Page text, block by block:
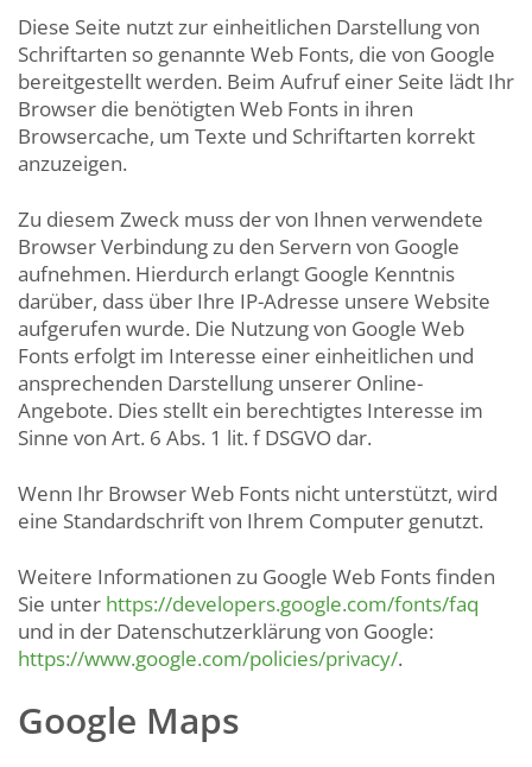
Diese Seite nutzt zur einheitlichen Darstellung von
Schriftarten so genannte Web Fonts, die von Google
bereitgestellt werden. Beim Aufruf einer Seite lädt Ihr
Browser die benötigten Web Fonts in ihren
Browsercache, um Texte und Schriftarten korrekt
anzuzeigen.
Zu diesem Zweck muss der von Ihnen verwendete
Browser Verbindung zu den Servern von Google
aufnehmen. Hierdurch erlangt Google Kenntnis
darüber, dass über Ihre IP-Adresse unsere Website
aufgerufen wurde. Die Nutzung von Google Web
Fonts erfolgt im Interesse einer einheitlichen und
ansprechenden Darstellung unserer Online-
Angebote. Dies stellt ein berechtigtes Interesse im
Sinne von Art. 6 Abs. 1 lit. f DSGVO dar.
Wenn Ihr Browser Web Fonts nicht unterstützt, wird
eine Standardschrift von Ihrem Computer genutzt.
Weitere Informationen zu Google Web Fonts finden
Sie unter https://developers.google.com/fonts/faq
und in der Datenschutzerklärung von Google:
https://www.google.com/policies/privacy/.
Google Maps